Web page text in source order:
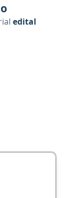
edital